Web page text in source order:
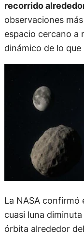
recorrido
observaciones
espacio cercano a
dinámico de lo que
La NASA confirmó
cuasi luna
órbita alrededor